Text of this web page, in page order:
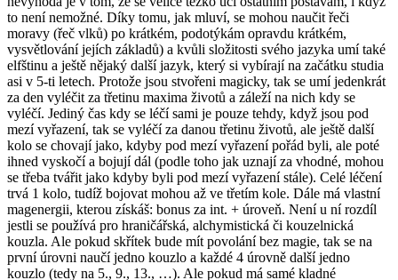
to není nemožné. Díky tomu, jak mluví, se mohou naučit řeči
moravy (řeč vlků) po krátkém, podotýkám opravdu krátkém,
vysvětlování jejích základů) a kvůli složitosti svého jazyka umí také
elfštinu a ještě nějaký další jazyk, který si vybírají na začátku studia
asi v 5-ti letech. Protože jsou stvořeni magicky, tak se umí jedenkrát
za den vyléčit za třetinu maxima životů a záleží na nich kdy se
vyléčí. Jediný čas kdy se léčí sami je pouze tehdy, když jsou pod
mezí vyřazení, tak se vyléčí za danou třetinu životů, ale ještě další
kolo se chovají jako, kdyby pod mezí vyřazení pořád byli, ale poté
ihned vyskočí a bojují dál (podle toho jak uznají za vhodné, mohou
se třeba tvářit jako kdyby byli pod mezí vyřazení stále). Celé léčení
trvá 1 kolo, tudíž bojovat mohou až ve třetím kole. Dále má vlastní
magenergii, kterou získáš: bonus za int. + úroveň. Není u ní rozdíl
jestli se používá pro hraničářská, alchymistická či kouzelnická
kouzla. Ale pokud skřítek bude mít povolání bez magie, tak se na
první úrovni naučí jedno kouzlo a každé 4 úrovně další jedno
kouzlo (tedy na 5., 9., 13., …). Ale pokud má samé kladné